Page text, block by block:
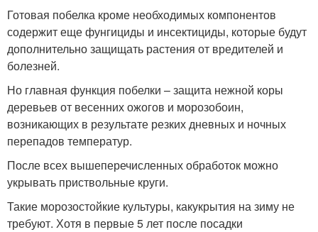
Готовая побелка кроме необходимых компонентов
содержит еще фунгициды и инсектициды, которые будут
дополнительно защищать растения от вредителей и
болезней.
Но главная функция побелки – защита нежной коры
деревьев от весенних ожогов и морозобоин,
возникающих в результате резких дневных и ночных
перепадов температур.
После всех вышеперечисленных обработок можно
укрывать приствольные круги.
Такие морозостойкие культуры, какукрытия на зиму не
требуют. Хотя в первые 5 лет после посадки